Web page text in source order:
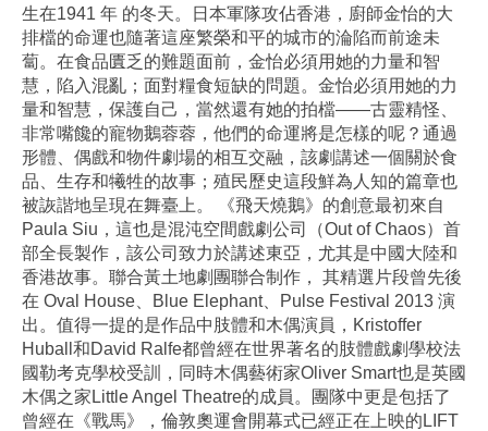
生在1941 年 的冬天。日本軍隊攻佔香港，廚師金怡的大
排檔的命運也隨著這座繁榮和平的城市的淪陷而前途未
蔔。在食品匱乏的難題面前，金怡必須用她的力量和智
慧，陷入混亂；面對糧食短缺的問題。金怡必須用她的力
量和智慧，保護自己，當然還有她的拍檔——古靈精怪、
非常嘴饞的寵物鵝蓉蓉，他們的命運將是怎樣的呢？通過
形體、偶戲和物件劇場的相互交融，該劇講述一個關於食
品、生存和犧牲的故事；殖民歷史這段鮮為人知的篇章也
被詼諧地呈現在舞臺上。 《飛天燒鵝》的創意最初來自
Paula Siu，這也是混沌空間戲劇公司（Out of Chaos）首
部全長製作，該公司致力於講述東亞，尤其是中國大陸和
香港故事。聯合黃土地劇團聯合制作， 其精選片段曾先後
在 Oval House、Blue Elephant、Pulse Festival 2013 演
出。值得一提的是作品中肢體和木偶演員，Kristoffer
Huball和David Ralfe都曾經在世界著名的肢體戲劇學校法
國勒考克學校受訓，同時木偶藝術家Oliver Smart也是英國
木偶之家Little Angel Theatre的成員。團隊中更是包括了
曾經在《戰馬》，倫敦奧運會開幕式已經正在上映的LIFT